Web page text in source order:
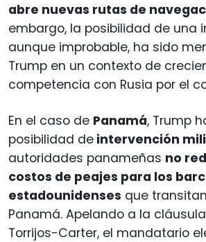
abre nuevas rutas de
embargo, la posibilidad de una
aunque improbable, ha sido
Trump en un contexto de
competencia con Rusia por el
En el caso de Panamá, Trump
posibilidad de intervención
autoridades panameñas no
costos de peajes para los
estadounidenses que
Panamá. Apelando a la
Torrijos-Carter, el mandatario